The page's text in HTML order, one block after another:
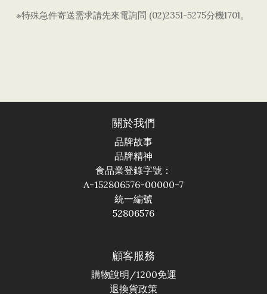
※特殊急件寄送需求請先來電詢問 (02)2351-5275分機1701。
關於我們
品牌故事
品牌精神
食品業登錄字號：
A-152806576-00000-7
統一編號
52806576
顧客服務
購物說明/1200免運
退換貨政策